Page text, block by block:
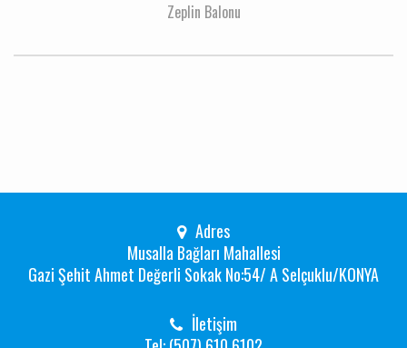
Zeplin Balonu
Adres
Musalla Bağları Mahallesi
Gazi Şehit Ahmet Değerli Sokak No:54/ A Selçuklu/KONYA
İletişim